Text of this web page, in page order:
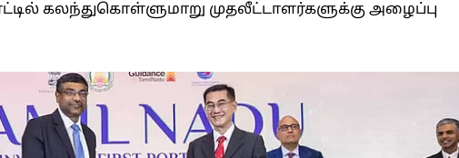
கலந்துகொள்ளுமாறு முதலீட்டாளர்களுக்கு அழைப்பு